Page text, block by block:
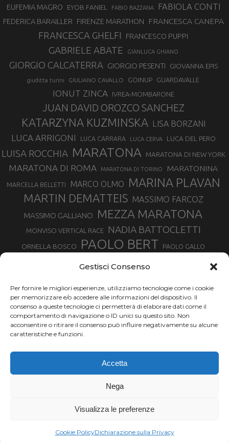
Gestisci Consenso
Per fornire le migliori esperienze, utilizziamo tecnologie come i cookie
per memorizzare e/o accedere alle informazioni del dispositivo. Il
consenso a queste tecnologie ci permetterà di elaborare dati come il
comportamento di navigazione o ID unici su questo sito. Non
acconsentire o ritirare il consenso può influire negativamente su alcune
caratteristiche e funzioni.
Accetta
Nega
Visualizza le preferenze
Cookie PolicyDichiarazione sulla Privacy
EUFEMIA MAGRO EYOB FANIEL FABIO BAZZANA FABIOLA CONTI
FEDERICA BARAILLER FIRENZE MARATHON FRANCESCA CANEPA
FRANCESCA GHELFI FRANCESCO PUPPI
GABRIELE ABATE GIANLUCA GHIANO
GIORGIO CALCATERRA GIORGIO PESENTI GIOVANNA EPIS
giuditta turini GIULIANO CAVALLO GOINUP GUARDAVALLE
IONUT ZINCA IVREA-MOMBARONE
JUAN DAVID OROZCO SANCHEZ
KATARZYNA KUZMINSKA LISA BORZANI
LUCA ARRIGONI LUCA CARRARA LUCA CERVA LUCA DEL PERO
LUISA ROCCHIA MARATONA MARATONA DI NEW YORK
MARATONA DI ROMA MARATONA DI TORINO MARATONINA
MARCELLA BELLETTI MARCO OLMO MARINA PLAVAN
MARTIN DEMATTEIS MASSIMO FARCOZ
MASSIMO GALLIANO MEZZA MARATONA
MONVISO VERTICAL RACE NADIA BATTOCLETTI
ORNELLA BOSCO PAOLO BERT PAOLO GALLO
SILVIA SERAFINI SONIA GLAREY TAVAGNASCO TOR DES GEANTS
TOUR MONVISO TRAIL TRAIL MONTE CASTO TROFEO KIMA
TURIN MARATHON URBAN ZEMMER VAL DI FASSA RUNNING
VALENTINA BELOTTI
VENICE MARATHON
XAVIER CHEVRIER
YEMAN CRIPPA
Chi siamo | Termini d'uso | Privacy |